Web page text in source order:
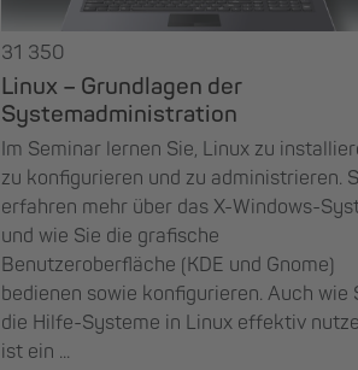
31 350
Linux – Grundlagen der
Systemadministration
Im Seminar lernen Sie, Linux zu
zu konfigurieren und zu administrieren.
erfahren mehr über das X-Windows-
und wie Sie die grafische
Benutzeroberfläche (KDE und Gnome)
bedienen sowie konfigurieren. Auch wie
die Hilfe-Systeme in Linux effektiv
ist ein ...